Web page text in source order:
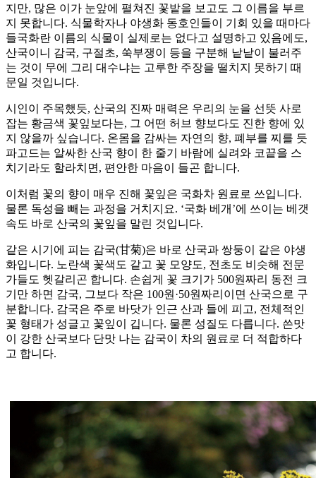
지만, 많은 이가 눈앞에 펼쳐진 꽃밭을 보고도 그 이름을 부르
지 못합니다. 식물학자나 야생화 동호인들이 기회 있을 때마다
들국화란 이름의 식물이 실제로는 없다고 설명하고 있음에도,
산국이니 감국, 구절초, 쑥부쟁이 등을 구분해 낱낱이 불러주
는 것이 무에 그리 대수냐는 고루한 주장을 떨치지 못하기 때
문일 것입니다.
시인이 주목했듯, 산국의 진짜 매력은 우리의 눈을 선뜻 사로
잡는 황금색 꽃잎보다는, 그 어떤 허브 향보다도 진한 향에 있
지 않을까 싶습니다. 온몸을 감싸는 자연의 향, 폐부를 찌를 듯
파고드는 알싸한 산국 향이 한 줄기 바람에 실려와 코끝을 스
치기라도 할라치면, 편안한 마음이 들곤 합니다.
이처럼 꽃의 향이 매우 진해 꽃잎은 국화차 원료로 쓰입니다.
물론 독성을 빼는 과정을 거치지요. ‘국화 베개’에 쓰이는 베갯
속도 바로 산국의 꽃잎을 말린 것입니다.
같은 시기에 피는 감국(甘菊)은 바로 산국과 쌍둥이 같은 야생
화입니다. 노란색 꽃색도 같고 꽃 모양도, 전초도 비슷해 전문
가들도 헷갈리곤 합니다. 손쉽게 꽃 크기가 500원짜리 동전 크
기만 하면 감국, 그보다 작은 100원·50원짜리이면 산국으로 구
분합니다. 감국은 주로 바닷가 인근 산과 들에 피고, 전체적인
꽃 형태가 성글고 꽃잎이 깁니다. 물론 성질도 다릅니다. 쓴맛
이 강한 산국보다 단맛 나는 감국이 차의 원료로 더 적합하다
고 합니다.